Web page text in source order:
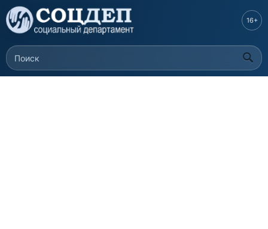
Перейти к
основному
содержанию
Форма поиска
Поиск
16+